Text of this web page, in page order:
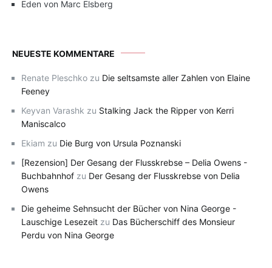
Eden von Marc Elsberg
NEUESTE KOMMENTARE
Renate Pleschko zu Die seltsamste aller Zahlen von Elaine
Feeney
Keyvan Varashk zu Stalking Jack the Ripper von Kerri
Maniscalco
Ekiam zu Die Burg von Ursula Poznanski
[Rezension] Der Gesang der Flusskrebse – Delia Owens -
Buchbahnhof zu Der Gesang der Flusskrebse von Delia
Owens
Die geheime Sehnsucht der Bücher von Nina George -
Lauschige Lesezeit zu Das Bücherschiff des Monsieur
Perdu von Nina George